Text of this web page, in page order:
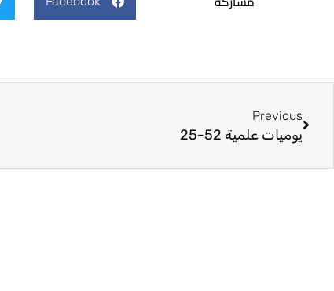
Previous
يوميات علمية 52-25